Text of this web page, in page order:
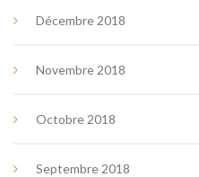
Décembre 2018
Novembre 2018
Octobre 2018
Septembre 2018